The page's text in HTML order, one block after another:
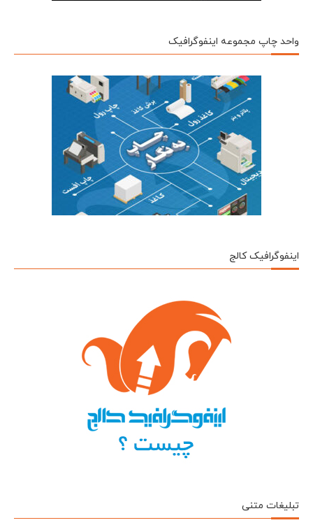
واحد چاپ مجموعه اینفوگرافیک
اینفوگرافیک کالج
تبلیغات متنی